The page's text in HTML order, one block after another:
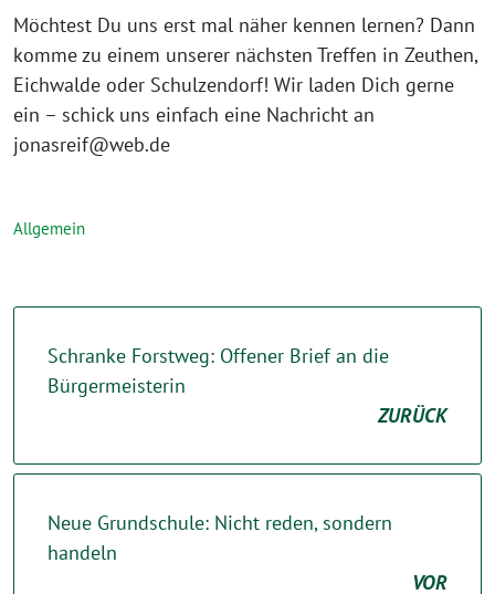
Möchtest Du uns erst mal näher kennen lernen? Dann
komme zu einem unserer nächsten Treffen in Zeuthen,
Eichwalde oder Schulzendorf! Wir laden Dich gerne
ein – schick uns einfach eine Nachricht an
jonasreif@web.de
Allgemein
Schranke Forstweg: Offener Brief an die
Bürgermeisterin
ZURÜCK
Neue Grundschule: Nicht reden, sondern
handeln
VOR